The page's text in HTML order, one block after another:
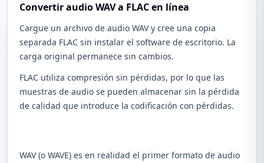
Convertir audio WAV a FLAC en línea
Cargue un archivo de audio WAV y cree una copia
separada FLAC sin instalar el software de escritorio. La
carga original permanece sin cambios.
FLAC utiliza compresión sin pérdidas, por lo que las
muestras de audio se pueden almacenar sin la pérdida
de calidad que introduce la codificación con pérdidas.
WAV (o WAVE) es en realidad el primer formato de audio